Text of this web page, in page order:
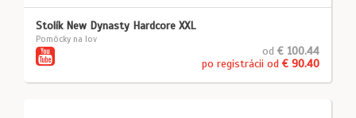
Stolík New Dynasty Hardcore XXL
Pomôcky na lov
od € 100.44
po registrácii od € 90.40